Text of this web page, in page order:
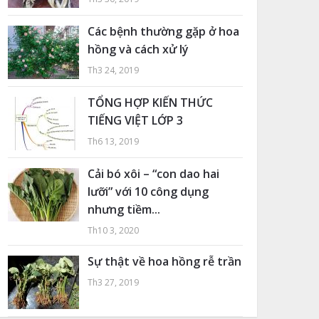
Các bệnh thường gặp ở hoa
hồng và cách xử lý
Th3 24, 2019
TỔNG HỢP KIẾN THỨC
TIẾNG VIỆT LỚP 3
Th6 13, 2019
Cải bó xôi – “con dao hai
lưỡi” với 10 công dụng
nhưng tiềm...
Th10 3, 2020
Sự thật về hoa hồng rễ trần
Th3 27, 2019